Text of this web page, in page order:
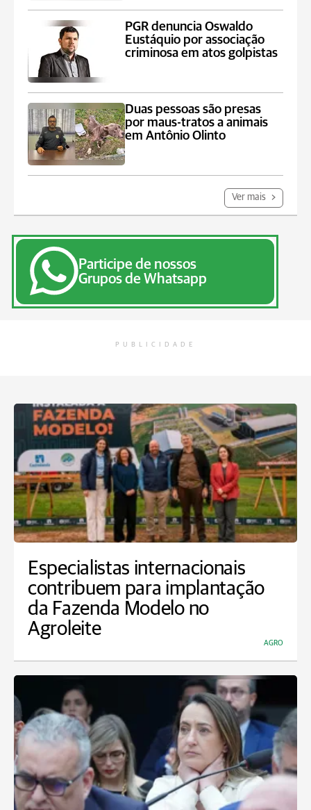
PGR denuncia Oswaldo
Eustáquio por associação
criminosa em atos golpistas
Duas pessoas são presas
por maus-tratos a animais
em Antônio Olinto
Ver mais
Participe de nossos
Grupos de Whatsapp
PUBLICIDADE
Especialistas internacionais
contribuem para implantação
da Fazenda Modelo no
Agroleite
AGRO